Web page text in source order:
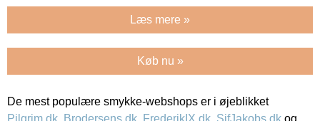
Læs mere »
Køb nu »
De mest populære smykke-webshops er i øjeblikket
Pilgrim.dk, Brodersens.dk, FrederikIX.dk, SifJakobs.dk og